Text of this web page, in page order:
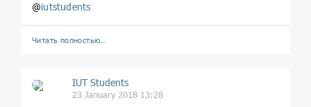
@iutstudents
Читать полностью…
IUT Students
23 January 2018 13:28